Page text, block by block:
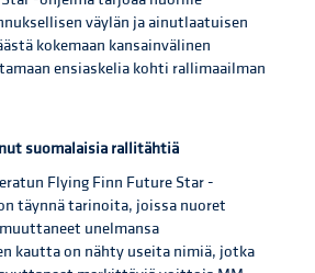
väylän ja ainutlaatuisen
kokemaan kansainvälinen
ensiaskelia kohti rallimaailman
suomalaisia rallitähtiä
Flying Finn Future Star -
täynnä tarinoita, joissa nuoret
unelmansa
kautta on nähty useita nimiä, jotka